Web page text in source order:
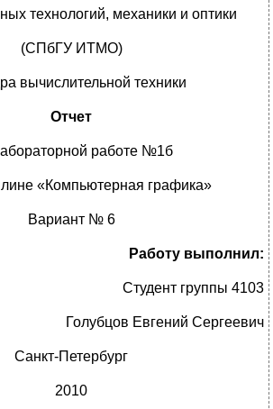
технологий, механики и оптики
(СПбГУ ИТМО)
вычислительной техники
Отчет
работе №1б
«Компьютерная графика»
Вариант № 6
Работу выполнил:
Студент группы 4103
Голубцов Евгений Сергеевич
Санкт-Петербург
2010